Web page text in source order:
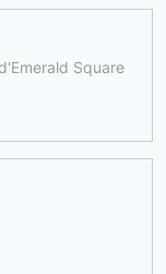
Square